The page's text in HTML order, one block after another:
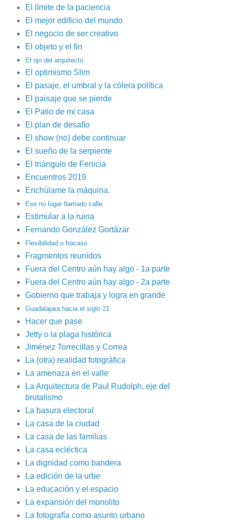
El límite de la paciencia
El mejor edificio del mundo
El negocio de ser creativo
El objeto y el fin
El ojo del arquitecto
El optimismo Slim
El pasaje, el umbral y la cólera política
El paisaje que se pierde
El Patio de mi casa
El plan de desafío
El show (no) debe continuar
El sueño de la serpiente
El triángulo de Fenicia
Encuentros 2019
Enchúlame la máquina.
Ese no lugar llamado calle
Estimular a la ruina
Fernando González Gortázar
Flexibilidad o fracaso
Fragmentos reunidos
Fuera del Centro aún hay algo - 1a parte
Fuera del Centro aún hay algo - 2a parte
Gobierno que trabaja y logra en grande
Guadalajara hacia el siglo 21
Hacer que pase
Jetty o la plaga histórica
Jiménez Torrecillas y Correa
La (otra) realidad fotográfica
La amenaza en el valle
La Arquitectura de Paul Rudolph, eje del
brutalismo
La basura electoral
La casa de la ciudad
La casa de las familias
La casa ecléctica
La dignidad como bandera
La edición de la urbe
La educación y el espacio
La expansión del monolito
La fotografía como asunto urbano